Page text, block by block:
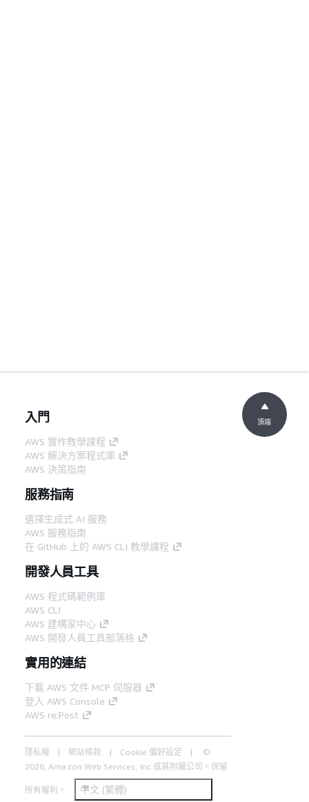
入門
AWS 實作教學課程
AWS 解決方案程式庫
AWS 決策指南
服務指南
選擇生成式 AI 服務
AWS 服務指南
在 GitHub 上的 AWS CLI 教學課程
開發人員工具
AWS 程式碼範例庫
AWS CLI
AWS 建構家中心
AWS 開發人員工具部落格
實用的連結
下載 AWS 文件 MCP 伺服器
登入 AWS Console
AWS re:Post
隱私權 網站條款 Cookie 偏好設定
©
2026, Amazon Web Services, Inc.或其附屬公司。保留
所有權利。 中文 (繁體)
頂端